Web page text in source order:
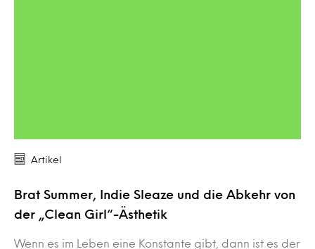
Artikel
Brat Summer, Indie Sleaze und die Abkehr von
der „Clean Girl“-Ästhetik
Wenn es im Leben eine Konstante gibt, dann ist es der